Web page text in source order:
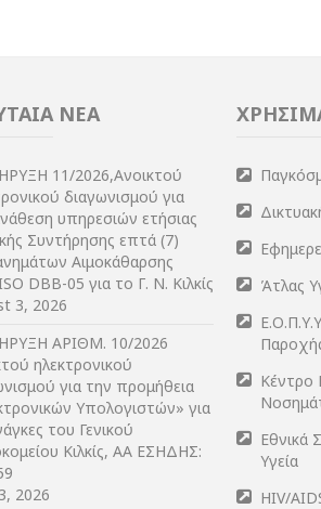
ΝΕΑ
11/2026,Ανοικτού
διαγωνισμού για
υπηρεσιών ετήσιας
Συντήρησης επτά (7)
Αιμοκάθαρσης
DBB-05 για το Γ. Ν. Κιλκίς
3, 2026
ΑΡIΘΜ. 10/2026
ηλεκτρονικού
για την προμήθεια
Υπολογιστών» για
του Γενικού
Κιλκίς, ΑΑ ΕΣΗΔΗΣ:
2026
Άτλας
Κέντρο
Εθνικά
Υγεία
HIV/